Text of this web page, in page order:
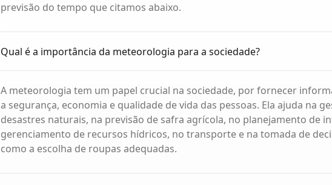
previsão do tempo que citamos abaixo.
Qual é a importância da meteorologia para a sociedade?
A meteorologia tem um papel crucial na sociedade, por fornecer
a segurança, economia e qualidade de vida das pessoas. Ela ajuda na
desastres naturais, na previsão de safra agrícola, no planejamento de
gerenciamento de recursos hídricos, no transporte e na tomada de
como a escolha de roupas adequadas.